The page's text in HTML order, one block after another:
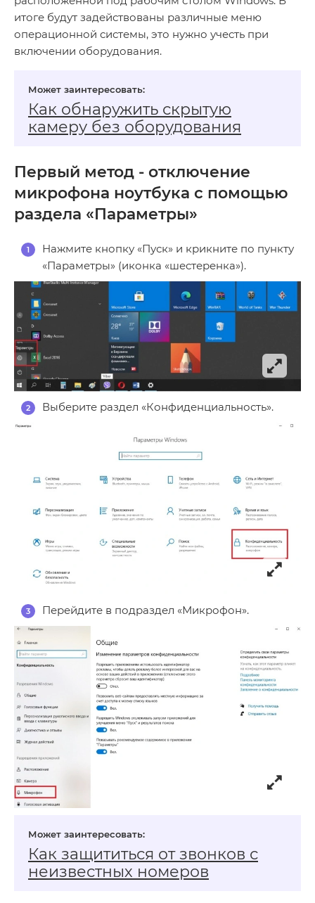
итоге будут задействованы различные меню
операционной системы, это нужно учесть при
включении оборудования.
Как обнаружить скрытую
камеру без оборудования
Первый метод - отключение
микрофона ноутбука с помощью
раздела «Параметры»
Нажмите кнопку «Пуск» и крикните по пункту
«Параметры» (иконка «шестеренка»).
Выберите раздел «Конфиденциальность».
Перейдите в подраздел «Микрофон».
Как защититься от звонков с
неизвестных номеров